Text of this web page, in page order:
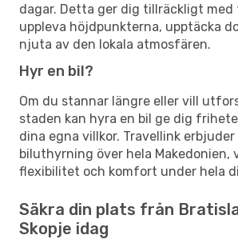
dagar. Detta ger dig tillräckligt
uppleva höjdpunkterna, upptäcka
njuta av den lokala atmosfären.
Hyr en bil?
Om du stannar längre eller vill
staden kan hyra en bil ge dig
dina egna villkor. Travellink
biluthyrning över hela Makedonien,
flexibilitet och komfort under hela
Säkra din plats från
Skopje idag